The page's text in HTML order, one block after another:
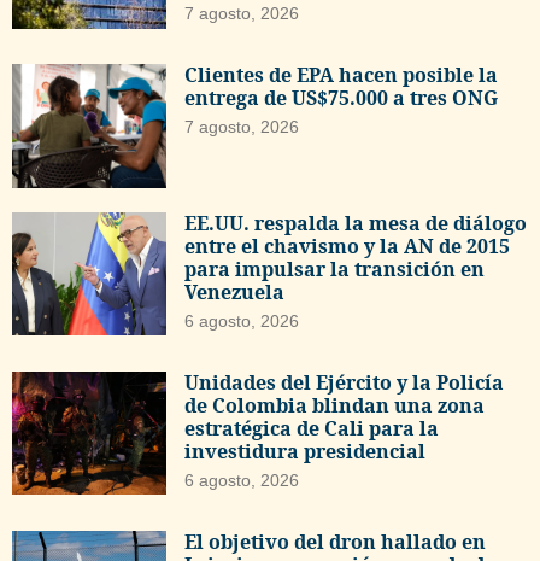
7 agosto, 2026
Clientes de EPA hacen posible la
entrega de US$75.000 a tres ONG
7 agosto, 2026
EE.UU. respalda la mesa de diálogo
entre el chavismo y la AN de 2015
para impulsar la transición en
Venezuela
6 agosto, 2026
Unidades del Ejército y la Policía
de Colombia blindan una zona
estratégica de Cali para la
investidura presidencial
6 agosto, 2026
El objetivo del dron hallado en